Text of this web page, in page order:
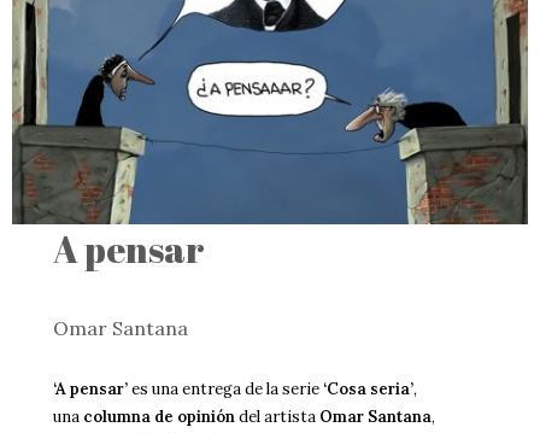
A pensar
Omar Santana
‘A pensar’es una entrega de la serie ‘Cosa seria’,
una columna de opinióndel artista Omar Santana,